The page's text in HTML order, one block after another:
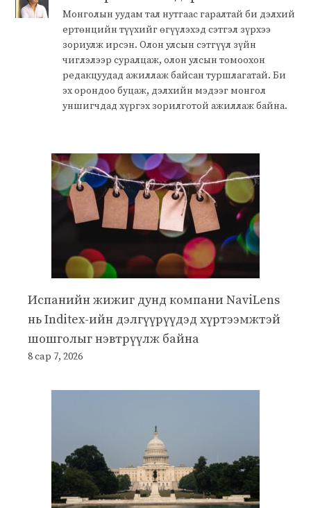
Монголын уудам тал нутгаас гаралтай би дэлхий
ертөнцийн түүхийг өгүүлэхэд сэтгэл зүрхээ
зориулж ирсэн. Олон улсын сэтгүүл зүйн
чиглэлээр суралцаж, олон улсын томоохон
редакцуудад ажиллаж байсан туршлагатай. Би
эх орондоо буцаж, дэлхийн мэдээг монгол
уншигчдад хүргэх зорилготой ажиллаж байна.
Испанийн жижиг дунд компани NaviLens
нь Inditex-ийн дэлгүүрүүдэд хүртээмжтэй
шошголыг нэвтрүүлж байна
8 сар 7, 2026